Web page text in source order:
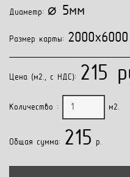
Диаметр: ⌀ 5мм
Размер карты:
Цена (м2., с НДС): 215
Количество : м2.
Общая сумма: 215 p.